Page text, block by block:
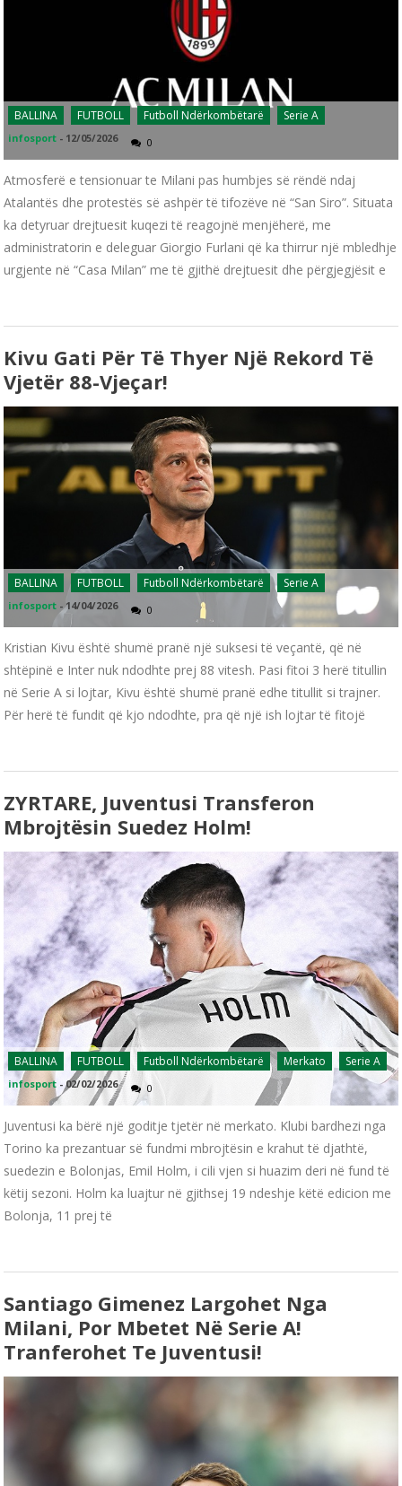
BALLINA FUTBOLL Futboll Ndërkombëtarë Serie A
infosport - 12/05/2026 0
Atmosferë e tensionuar te Milani pas humbjes së rëndë ndaj
Atalantës dhe protestës së ashpër të tifozëve në “San Siro”. Situata
ka detyruar drejtuesit kuqezi të reagojnë menjëherë, me
administratorin e deleguar Giorgio Furlani që ka thirrur një mbledhje
urgjente në “Casa Milan” me të gjithë drejtuesit dhe përgjegjësit e
Kivu Gati Për Të Thyer Një Rekord Të
Vjetër 88-Vjeçar!
BALLINA FUTBOLL Futboll Ndërkombëtarë Serie A
infosport -14/04/2026 0
Kristian Kivu është shumë pranë një suksesi të veçantë, që në
shtëpinë e Inter nuk ndodhte prej 88 vitesh. Pasi fitoi 3 herë titullin
në Serie A si lojtar, Kivu është shumë pranë edhe titullit si trajner.
Për herë të fundit që kjo ndodhte, pra që një ish lojtar të fitojë
ZYRTARE, Juventusi Transferon
Mbrojtësin Suedez Holm!
BALLINA FUTBOLL Futboll Ndërkombëtarë Merkato Serie A
infosport -02/02/2026 0
Juventusi ka bërë një goditje tjetër në merkato. Klubi bardhezi nga
Torino ka prezantuar së fundmi mbrojtësin e krahut të djathtë,
suedezin e Bolonjas, Emil Holm, i cili vjen si huazim deri në fund të
këtij sezoni. Holm ka luajtur në gjithsej 19 ndeshje këtë edicion me
Bolonja, 11 prej të
Santiago Gimenez Largohet Nga
Milani, Por Mbetet Në Serie A!
Tranferohet Te Juventusi!